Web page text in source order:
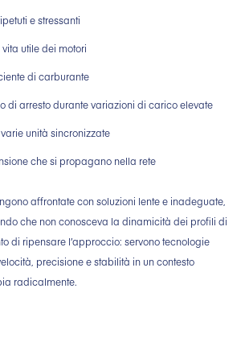
e stressanti
utile dei motori
di carburante
di arresto durante variazioni di carico elevate
unità sincronizzate
che si propagano nella rete
affrontate con soluzioni lente e inadeguate,
che non conosceva la dinamicità dei profili di
di ripensare l’approccio: servono tecnologie
precisione e stabilità in un contesto
radicalmente.